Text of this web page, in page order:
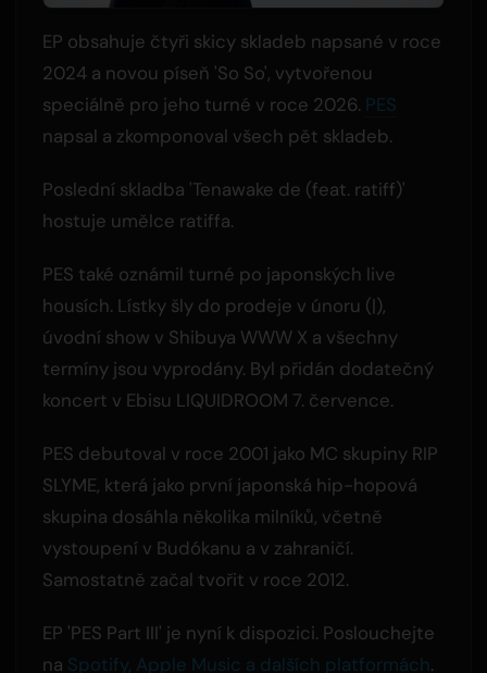
EP obsahuje čtyři skicy skladeb napsané v roce
2024 a novou píseň 'So So', vytvořenou
speciálně pro jeho turné v roce 2026. PES
napsal a zkomponoval všech pět skladeb.
Poslední skladba 'Tenawake de (feat. ratiff)'
hostuje umělce ratiffa.
PES také oznámil turné po japonských live
housích. Lístky šly do prodeje v únoru (|),
úvodní show v Shibuya WWW X a všechny
termíny jsou vyprodány. Byl přidán dodatečný
koncert v Ebisu LIQUIDROOM 7. července.
PES debutoval v roce 2001 jako MC skupiny RIP
SLYME, která jako první japonská hip-hopová
skupina dosáhla několika milníků, včetně
vystoupení v Budókanu a v zahraničí.
Samostatně začal tvořit v roce 2012.
EP 'PES Part III' je nyní k dispozici. Poslouchejte
na Spotify, Apple Music a dalších platformách.